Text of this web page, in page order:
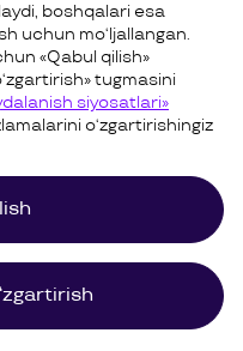
siyosati va Shartlar
boshqalari esa
uchun mo‘ljallangan.
«Qabul qilish»
tugmasini
siyosatlari»
o‘zgartirishingiz